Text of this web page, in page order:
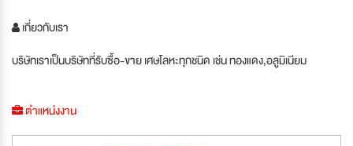
เกี่ยวกับเรา
บริษัทเราเป็นบริษัทที่รับซื้อ-ขาย เศษโลหะทุกชนิด เช่น ทองแดง,อลูมิเนียม
ตำแหน่งงาน